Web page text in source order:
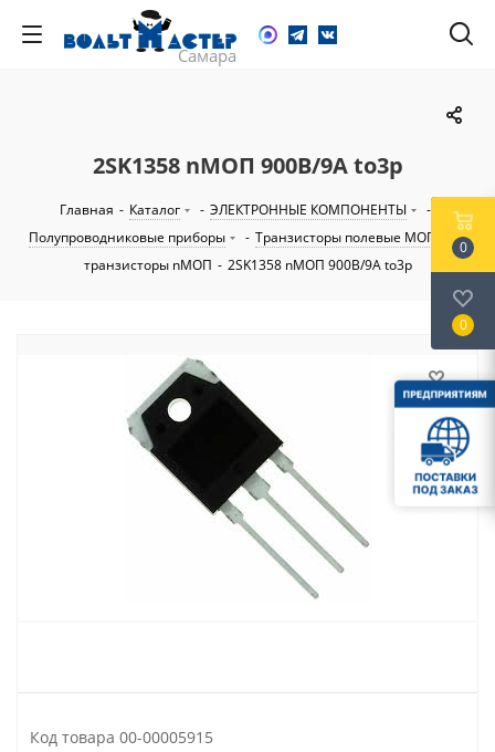
2SK1358 nМОП 900В/9А to3p
Главная - Каталог - ЭЛЕКТРОННЫЕ КОМПОНЕНТЫ
-
Полупроводниковые приборы
- Транзисторы полевые МОП
-
транзисторы nМОП - 2SK1358 nМОП 900В/9А to3p
Код товара 00-00005915
0
0